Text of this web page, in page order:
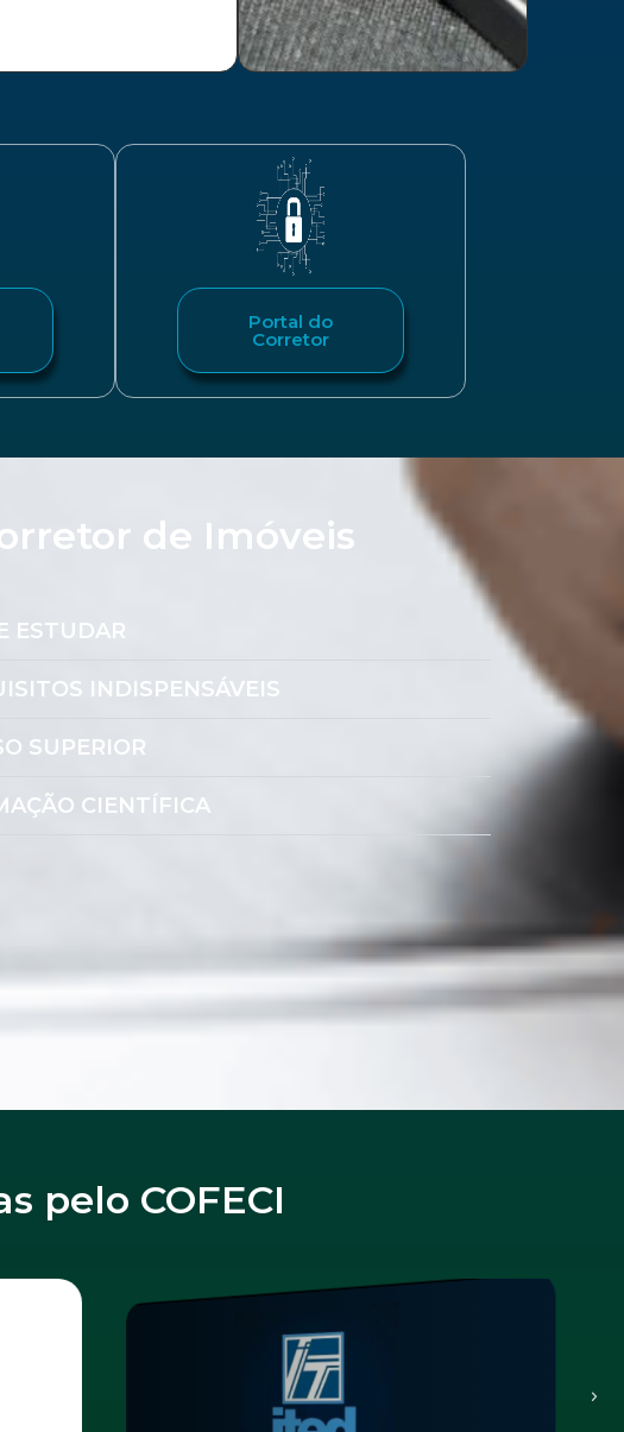
Portal do
Corretor
de Imóveis
ESTUDAR
INDISPENSÁVEIS
SUPERIOR
CIENTÍFICA
pelo COFECI